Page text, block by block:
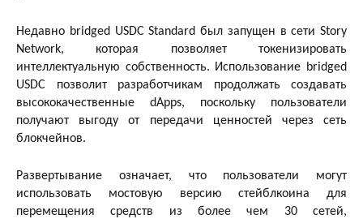
Недавно bridged USDC Standard был запущен в сети Story
Network, которая позволяет токенизировать
интеллектуальную собственность. Использование bridged
USDC позволит разработчикам продолжать создавать
высококачественные dApps, поскольку пользователи
получают выгоду от передачи ценностей через сеть
блокчейнов.
Развертывание означает, что пользователи могут
использовать мостовую версию стейблкоина для
перемещения средств из более чем 30 сетей,